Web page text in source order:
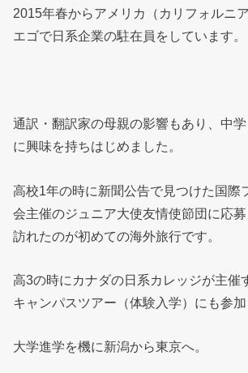
2015年春からアメリカ（カリフォルニ
エゴで日系企業の駐在員をしています。
通訳・翻訳家の母親の影響もあり、中
に興味を持ちはじめました。
高校1年の時に新聞公告で見つけた国際
会主催のジュニア大使友情使節団に応
訪れたのが初めての海外旅行です。
高3の時にカナダの日系カレッジが主催
キャンパスツアー（体験入学）にも参加
大学進学を機に新潟から東京へ。